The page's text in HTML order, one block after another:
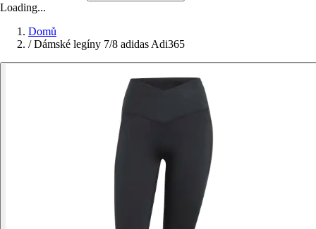
Loading...
Domů
/ Dámské legíny 7/8 adidas Adi365